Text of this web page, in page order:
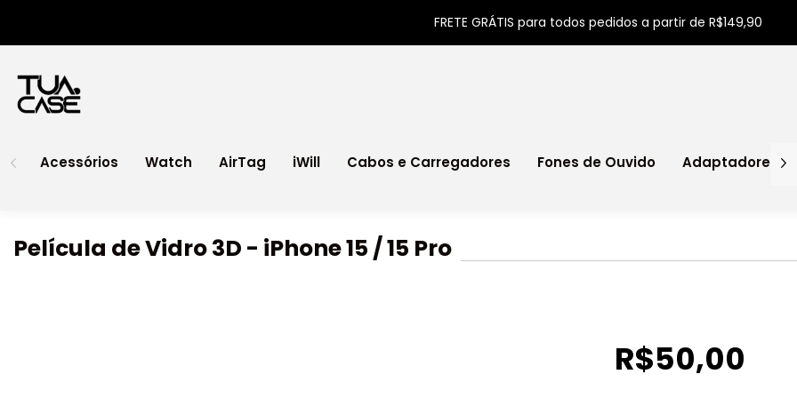
FRETE GRÁTIS para todos pedidos a partir de R$149,90
Acessórios Watch AirTag iWill Cabos e Carregadores Fones de Ouvido Adaptadores
Película de Vidro 3D - iPhone 15 / 15 Pro
R$50,00